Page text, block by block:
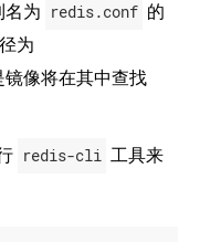
名为 redis.conf 的
为
镜像将在其中查找
redis-cli 工具来